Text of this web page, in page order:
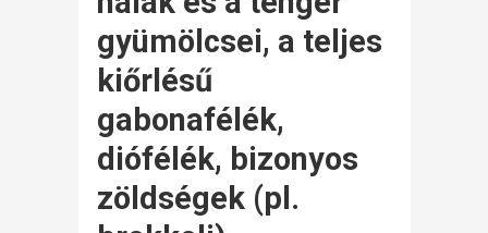
gyümölcsei, a teljes
kiőrlésű
gabonafélék,
diófélék, bizonyos
zöldségek (pl.